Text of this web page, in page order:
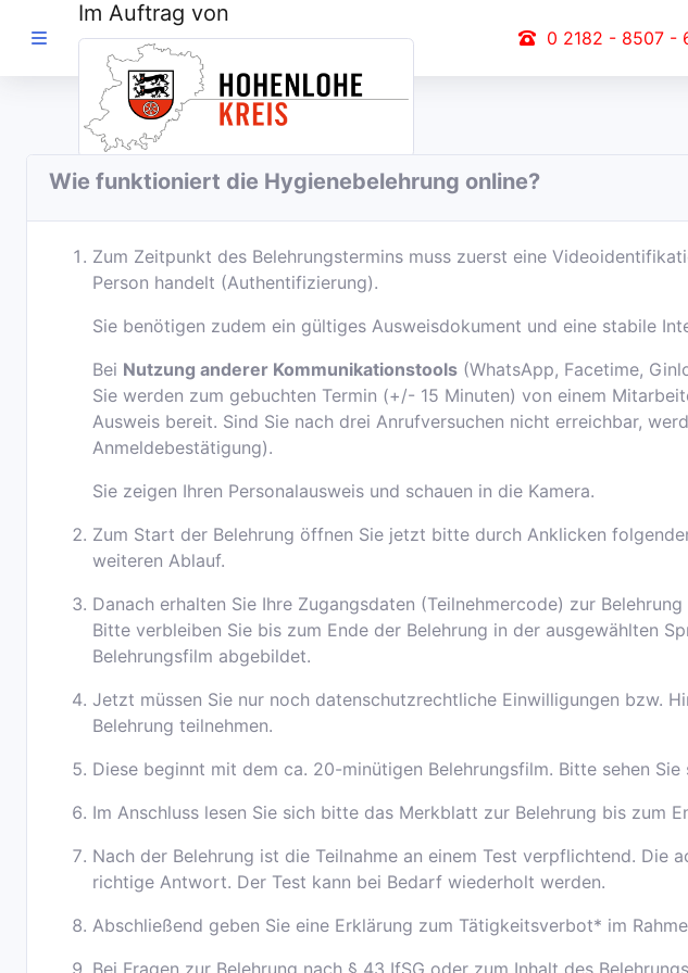
IM AUFTRAG
VON
Elternerklärung
Belehrungsportal
Deutsch
Im Auftrag von
0 2182 - 8507 -
Wie funktioniert die Hygienebelehrung online?
Zum Zeitpunkt des Belehrungstermins muss zuerst eine
Person handelt (Authentifizierung).
Sie benötigen zudem ein gültiges Ausweisdokument und eine stabile
Bei Nutzung anderer Kommunikationstools (WhatsApp, Facetime,
Sie werden zum gebuchten Termin (+/- 15 Minuten) von einem
Ausweis bereit. Sind Sie nach drei Anrufversuchen nicht erreichbar,
Anmeldebestätigung).
Sie zeigen Ihren Personalausweis und schauen in die Kamera.
Zum Start der Belehrung öffnen Sie jetzt bitte durch Anklicken
weiteren Ablauf.
Danach erhalten Sie Ihre Zugangsdaten (Teilnehmercode) zur
Bitte verbleiben Sie bis zum Ende der Belehrung in der ausgewählten
Belehrungsfilm abgebildet.
Jetzt müssen Sie nur noch datenschutzrechtliche Einwilligungen bzw.
Belehrung teilnehmen.
Diese beginnt mit dem ca. 20-minütigen Belehrungsfilm. Bitte sehen Sie
Im Anschluss lesen Sie sich bitte das Merkblatt zur Belehrung bis zum
Nach der Belehrung ist die Teilnahme an einem Test verpflichtend.
richtige Antwort. Der Test kann bei Bedarf wiederholt werden.
Abschließend geben Sie eine Erklärung zum Tätigkeitsverbot* im
Bei Fragen zur Belehrung nach § 43 IfSG oder zum Inhalt des